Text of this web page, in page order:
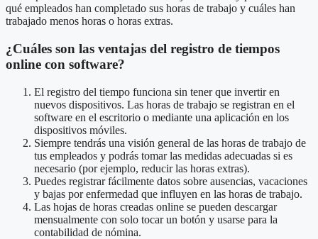
qué empleados han completado sus horas de trabajo y cuáles han
trabajado menos horas o horas extras.
¿Cuáles son las ventajas del registro de tiempos
online con software?
El registro del tiempo funciona sin tener que invertir en
nuevos dispositivos. Las horas de trabajo se registran en el
software en el escritorio o mediante una aplicación en los
dispositivos móviles.
Siempre tendrás una visión general de las horas de trabajo de
tus empleados y podrás tomar las medidas adecuadas si es
necesario (por ejemplo, reducir las horas extras).
Puedes registrar fácilmente datos sobre ausencias, vacaciones
y bajas por enfermedad que influyen en las horas de trabajo.
Las hojas de horas creadas online se pueden descargar
mensualmente con solo tocar un botón y usarse para la
contabilidad de nómina.